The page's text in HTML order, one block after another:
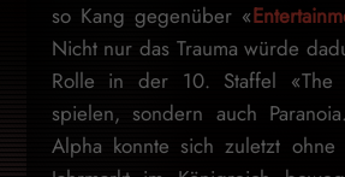
so Kang gegenüber «
Nicht nur das Trauma würde
Rolle in der 10. Staffel «The
spielen, sondern auch
Alpha konnte sich zuletzt ohne